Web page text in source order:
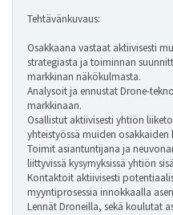
Tehtävänkuvaus:
Osakkaana vastaat aktiivisesti
strategiasta ja toiminnan
markkinan näkökulmasta.
Analysoit ja ennustat Drone-
markkinaan.
Osallistut aktiivisesti yhtiön
yhteistyössä muiden osakkaiden
Toimit asiantuntijana ja
liittyvissä kysymyksissä yhtiön
Kontaktoit aktiivisesti
myyntiprosessia innokkaalla
Lennät Droneilla, sekä koulutat